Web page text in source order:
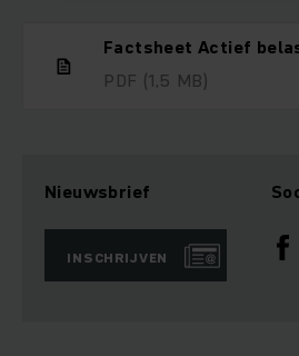
Factsheet Actief
PDF (1,5 MB)
Nieuwsbrief
INSCHRIJVEN